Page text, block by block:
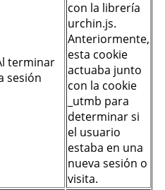
terminar
sesión
con la librería
urchin.js.
Anteriormente,
esta cookie
actuaba junto
con la cookie
_utmb para
determinar si
el usuario
estaba en una
nueva sesión o
visita.